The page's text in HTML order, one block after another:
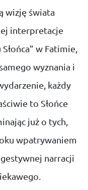
wizję świata
interpretacje
w Fatimie,
wyznania i
każdy
to Słońce
już o tych,
wpatrywaniem
narracji